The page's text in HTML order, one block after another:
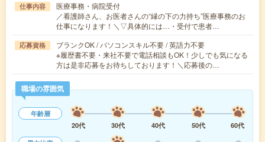
仕事内容
医療事務・病院受付
／看護師さん、お医者さんの“縁の下の力持ち”医療事務のお
仕事になります！＼▽具体的には…・受付で患者…
応募資格
ブランクOK / パソコンスキル不要 / 英語力不要
※履歴書不要・来社不要で電話相談もOK！少しでも気になる
方は是非応募をお待ちしております！＼応募後の…
職場の雰囲気
年齢層
20代
30代 40代 50代
60代